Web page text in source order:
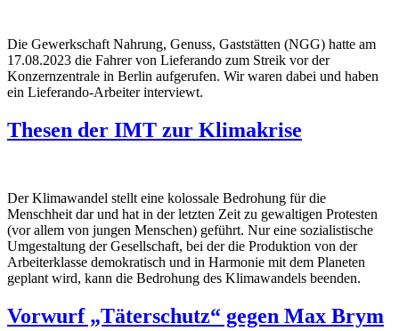
Die Gewerkschaft Nahrung, Genuss, Gaststätten (NGG) hatte am
17.08.2023 die Fahrer von Lieferando zum Streik vor der
Konzernzentrale in Berlin aufgerufen. Wir waren dabei und haben
ein Lieferando-Arbeiter interviewt.
Thesen der IMT zur Klimakrise
Der Klimawandel stellt eine kolossale Bedrohung für die
Menschheit dar und hat in der letzten Zeit zu gewaltigen Protesten
(vor allem von jungen Menschen) geführt. Nur eine sozialistische
Umgestaltung der Gesellschaft, bei der die Produktion von der
Arbeiterklasse demokratisch und in Harmonie mit dem Planeten
geplant wird, kann die Bedrohung des Klimawandels beenden.
Vorwurf „Täterschutz“ gegen Max Brym